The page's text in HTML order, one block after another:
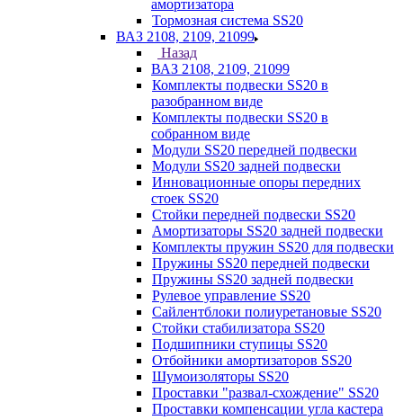
амортизатора
Тормозная система SS20
ВАЗ 2108, 2109, 21099
Назад
ВАЗ 2108, 2109, 21099
Комплекты подвески SS20 в
разобранном виде
Комплекты подвески SS20 в
собранном виде
Модули SS20 передней подвески
Модули SS20 задней подвески
Инновационные опоры передних
стоек SS20
Стойки передней подвески SS20
Амортизаторы SS20 задней подвески
Комплекты пружин SS20 для подвески
Пружины SS20 передней подвески
Пружины SS20 задней подвески
Рулевое управление SS20
Сайлентблоки полиуретановые SS20
Стойки стабилизатора SS20
Подшипники ступицы SS20
Отбойники амортизаторов SS20
Шумоизоляторы SS20
Проставки "развал-схождение" SS20
Проставки компенсации угла кастера